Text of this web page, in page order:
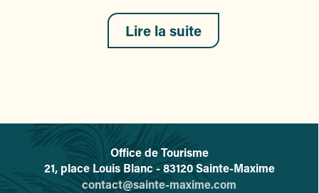
Lire la suite
L'office de tourisme de Sainte-
Office de Tourisme
21, place Louis Blanc - 83120 Sainte-Maxime
contact@sainte-maxime.com